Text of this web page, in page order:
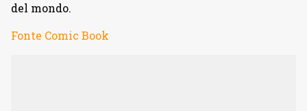
del mondo.
Fonte Comic Book